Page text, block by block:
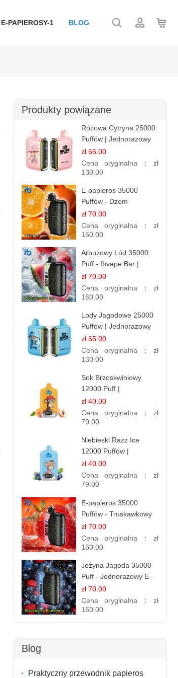
E-PAPIEROSY-1 BLOG
Produkty powiązane
Różowa Cytryna 25000
Puffów | Jednorazowy
E-papieros
zł 65.00
Cena oryginalna： zł
130.00
E-papieros 35000
Puffów - Dżem
Pomarańczowy |
Aromatyczny i
Długotrwały
zł 70.00
Cena oryginalna： zł
160.00
Arbuzowy Lód 35000
Puff - Ibvape Bar |
Orzeźwiający E-
papieros Jednorazowy
zł 70.00
Cena oryginalna： zł
160.00
Lody Jagodowe 25000
Puffów | Jednorazowy
E-papieros | Deserowy
Smak
zł 65.00
Cena oryginalna： zł
130.00
Sok Brzoskwiniowy
12000 Puff |
Jednorazowy E-
papieros | Owocowy
Smak
zł 40.00
Cena oryginalna： zł
79.00
Niebieski Razz Ice
12000 Puffów |
Jednorazowy E-
papieros | Jagodowy
Chłód
zł 40.00
Cena oryginalna： zł
79.00
E-papieros 35000
Puffów - Truskawkowy
Lód | Orzeźwiający
Smak
zł 70.00
Cena oryginalna： zł
160.00
Jeżyna Jagoda 35000
Puff - Jednorazowy E-
papieros | Smak
Leśnych Owoców
zł 70.00
Cena oryginalna： zł
160.00
Blog
Praktyczny przewodnik papieros